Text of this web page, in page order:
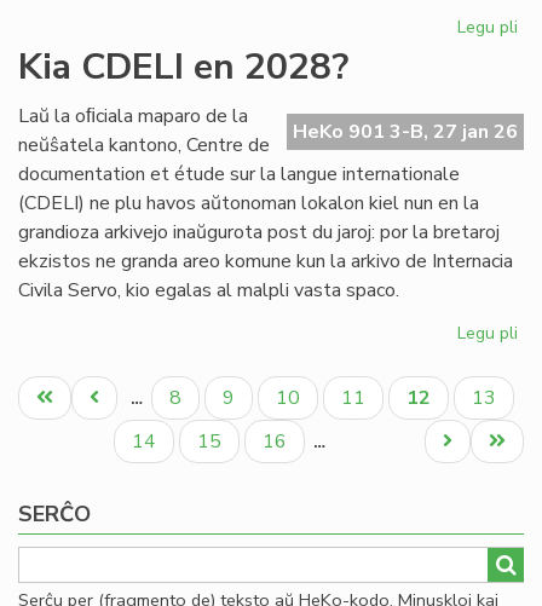
Legu pli
Kia CDELI en 2028?
HeKo 901 3-B, 27 jan 26
Laŭ la oﬁciala maparo de la
neŭŝatela kantono, Centre de
documentation et étude sur la langue internationale
(CDELI) ne plu havos aŭtonoman lokalon kiel nun en la
grandioza arkivejo inaŭgurota post du jaroj: por la bretaroj
ekzistos ne granda areo komune kun la arkivo de Internacia
Civila Servo, kio egalas al malpli vasta spaco.
Legu pli
Pagination
Unua
paĝo
Antaŭa
paĝo
… Paĝo
8 Paĝo
9 Paĝo
10 Paĝo
11
Aktuala
paĝo
12 Paĝo
13
Paĝo
14 Paĝo
15 Paĝo
16 …
Last
page
Next
page
SERĈO
Serĉu per (fragmento de) teksto aŭ HeKo-kodo. Minuskloj kaj